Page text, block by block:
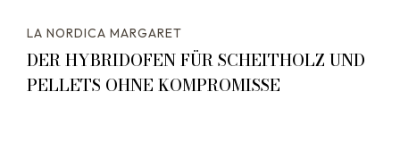
LA NORDICA MARGARET
DER HYBRIDOFEN FÜR SCHEITHOLZ UND
PELLETS OHNE KOMPROMISSE